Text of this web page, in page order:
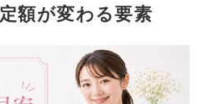
額が変わる要素